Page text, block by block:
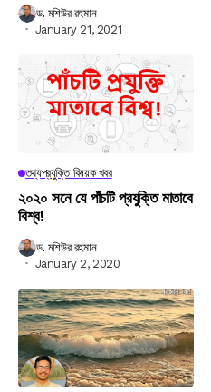
ড. মশিউর রহমান
January 21, 2021
তথ্যপ্রযুক্তি বিষয়ক খবর
২০২০ সনে যে পাঁচটি প্রযুক্তি মাতাবে
বিশ্ব!
ড. মশিউর রহমান
January 2, 2020